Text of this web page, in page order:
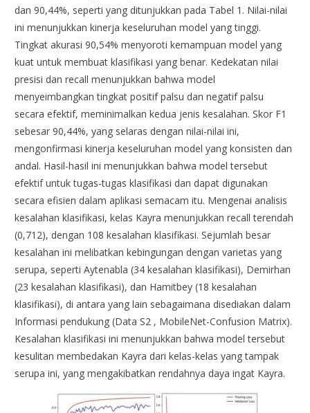
dan 90,44%, seperti yang ditunjukkan pada Tabel 1. Nilai-nilai
ini menunjukkan kinerja keseluruhan model yang tinggi.
Tingkat akurasi 90,54% menyoroti kemampuan model yang
kuat untuk membuat klasifikasi yang benar. Kedekatan nilai
presisi dan recall menunjukkan bahwa model
menyeimbangkan tingkat positif palsu dan negatif palsu
secara efektif, meminimalkan kedua jenis kesalahan. Skor F1
sebesar 90,44%, yang selaras dengan nilai-nilai ini,
mengonfirmasi kinerja keseluruhan model yang konsisten dan
andal. Hasil-hasil ini menunjukkan bahwa model tersebut
efektif untuk tugas-tugas klasifikasi dan dapat digunakan
secara efisien dalam aplikasi semacam itu. Mengenai analisis
kesalahan klasifikasi, kelas Kayra menunjukkan recall terendah
(0,712), dengan 108 kesalahan klasifikasi. Sejumlah besar
kesalahan ini melibatkan kebingungan dengan varietas yang
serupa, seperti Aytenabla (34 kesalahan klasifikasi), Demirhan
(23 kesalahan klasifikasi), dan Hamitbey (18 kesalahan
klasifikasi), di antara yang lain sebagaimana disediakan dalam
Informasi pendukung (Data S2 , MobileNet-Confusion Matrix).
Kesalahan klasifikasi ini menunjukkan bahwa model tersebut
kesulitan membedakan Kayra dari kelas-kelas yang tampak
serupa ini, yang mengakibatkan rendahnya daya ingat Kayra.